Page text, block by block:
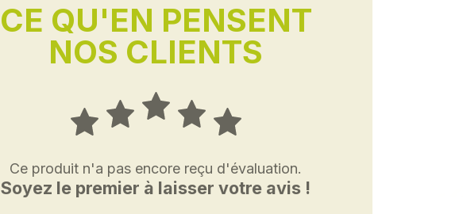
CE QU'EN PENSENT
NOS CLIENTS
Ce produit n'a pas encore reçu d'évaluation.
Soyez le premier à laisser votre avis !